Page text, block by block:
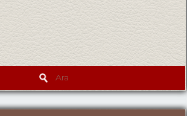
Ara